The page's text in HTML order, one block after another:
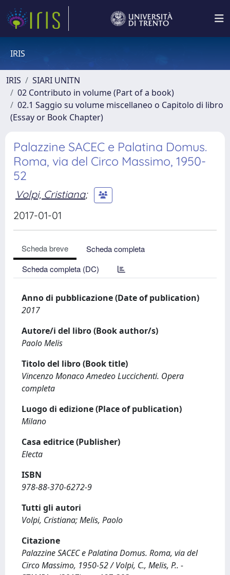
IRIS
IRIS
SIARI UNITN
02 Contributo in volume (Part of a book)
02.1 Saggio su volume miscellaneo o Capitolo di libro
(Essay or Book Chapter)
Palazzine SACEC e Palatina Domus.
Roma, via del Circo Massimo, 1950-
52
Volpi, Cristiana;
2017-01-01
Scheda breve
Scheda completa
Scheda completa (DC)
Anno di pubblicazione (Date of publication)
2017
Autore/i del libro (Book author/s)
Paolo Melis
Titolo del libro (Book title)
Vincenzo Monaco Amedeo Luccichenti. Opera
completa
Luogo di edizione (Place of publication)
Milano
Casa editrice (Publisher)
Electa
ISBN
978-88-370-6272-9
Tutti gli autori
Volpi, Cristiana; Melis, Paolo
Citazione
Palazzine SACEC e Palatina Domus. Roma, via del
Circo Massimo, 1950-52 / Volpi, C., Melis, P.. -